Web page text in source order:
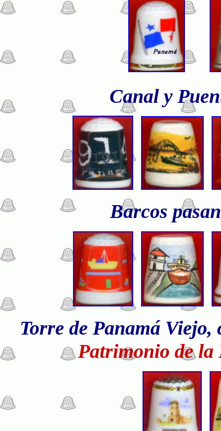
Canal y
Barcos
Torre de Panamá
Patrimonio de la